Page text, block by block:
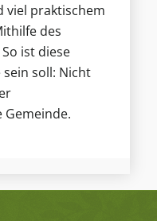
viel praktischem
des
ist diese
sein soll: Nicht